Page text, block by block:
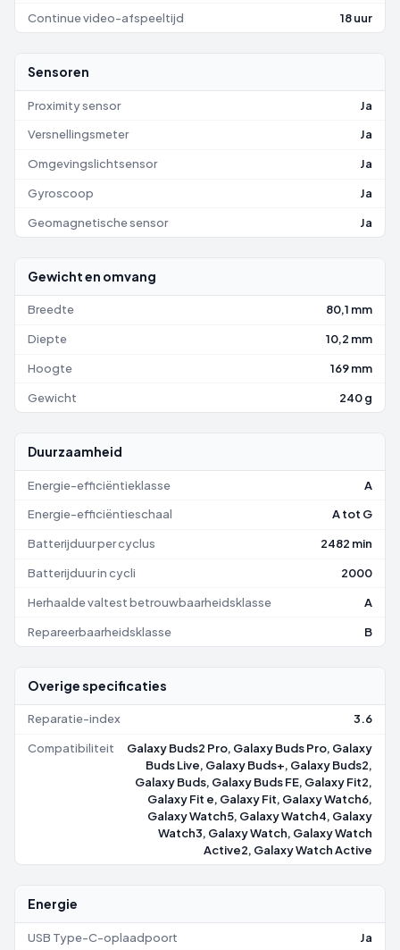
Continue video-afspeeltijd 18 uur
Sensoren
Proximity sensor Ja
Versnellingsmeter Ja
Omgevingslichtsensor Ja
Gyroscoop Ja
Geomagnetische sensor Ja
Gewicht en omvang
Breedte 80,1 mm
Diepte 10,2 mm
Hoogte 169 mm
Gewicht 240 g
Duurzaamheid
Energie-efficiëntieklasse A
Energie-efficiëntieschaal A tot G
Batterijduur per cyclus 2482 min
Batterijduur in cycli 2000
Herhaalde valtest betrouwbaarheidsklasse A
Repareerbaarheidsklasse B
Overige specificaties
Reparatie-index 3.6
Compatibiliteit
Galaxy Buds2 Pro, Galaxy Buds Pro, Galaxy
Buds Live, Galaxy Buds+, Galaxy Buds2,
Galaxy Buds, Galaxy Buds FE, Galaxy Fit2,
Galaxy Fit e, Galaxy Fit, Galaxy Watch6,
Galaxy Watch5, Galaxy Watch4, Galaxy
Watch3, Galaxy Watch, Galaxy Watch
Active2, Galaxy Watch Active
Energie
USB Type-C-oplaadpoort Ja